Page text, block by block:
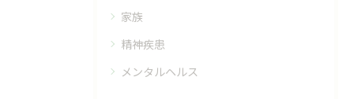
家族
精神疾患
メンタルヘルス